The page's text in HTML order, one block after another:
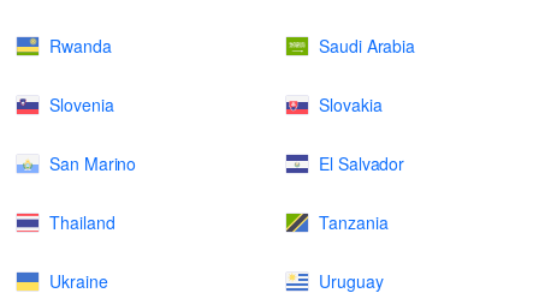
Rwanda Saudi Arabia
Slovenia Slovakia
San Marino El Salvador
Thailand Tanzania
Ukraine Uruguay